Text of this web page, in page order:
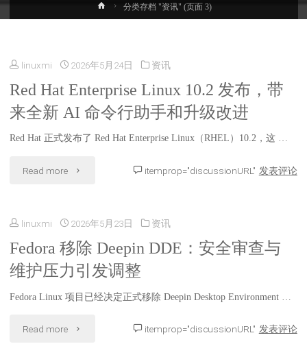
首
页
分类存档 "资讯" (页面 3)
linuxmi 2026年5月24日 资讯
Red Hat Enterprise Linux 10.2 发布，带
来全新 AI 命令行助手和升级改进
Red Hat 正式发布了 Red Hat Enterprise Linux（RHEL）10.2，这 …
Read more "Red
Enterprise
Linux
10.2
布，
itemprop="discussionURL" 发表评论
linuxmi 2026年5月23日 资讯
Fedora 移除 Deepin DDE：安全审查与
维护压力引发调整
Fedora Linux 项目已经决定正式移除 Deepin Desktop Environment …
Read more "Fedora itemprop="discussionURL" 发表评论